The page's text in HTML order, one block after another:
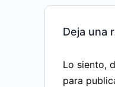
Deja una
Lo siento,
para